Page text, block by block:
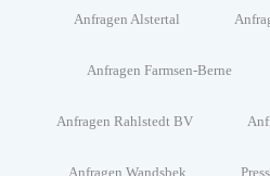
Anfragen Alstertal
Anfragen Farmsen-Berne
Anfragen Rahlstedt BV
Anfragen Wandsbek